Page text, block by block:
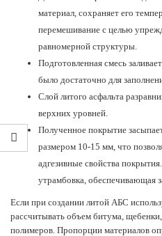
материал, сохраняет его
перемешивание с целью
равномерной структуры.
Подготовленная смесь
было достаточно для
Слой литого асфальта
верхних уровней.
Полученное покрытие
размером 10-15 мм, что
адгезивные свойства
утрамбовка, обеспечивающая
Если при создании литой АБС
рассчитывать объем битума,
полимеров. Пропорции материалов